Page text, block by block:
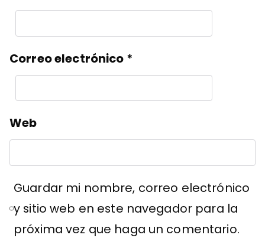
Correo electrónico *
Web
Guardar mi nombre, correo electrónico
y sitio web en este navegador para la
próxima vez que haga un comentario.